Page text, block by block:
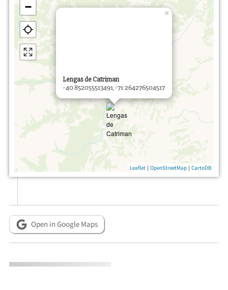
Lengas de Catriman
-40.852055513491,-71.264276504517
×
−
Leaflet| OpenStreetMap| CartoDB
Open in Google Maps